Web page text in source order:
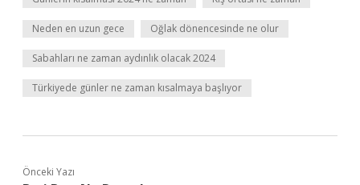
Neden en uzun gece Oğlak dönencesinde ne olur
Sabahları ne zaman aydınlık olacak 2024
Türkiyede günler ne zaman kısalmaya başlıyor
Önceki Yazı